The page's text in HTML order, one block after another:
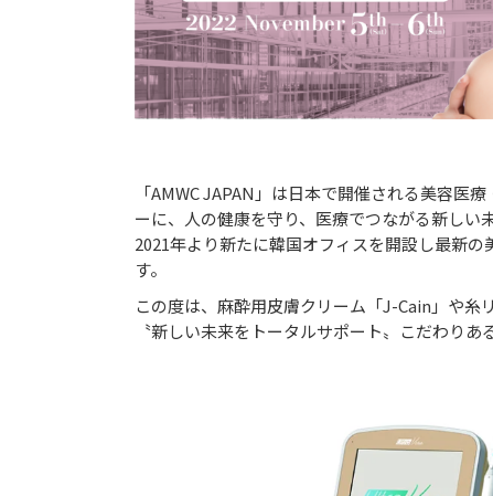
「AMWC JAPAN」は日本で開催される美容
ーに、人の健康を守り、医療でつながる新しい
2021年より新たに韓国オフィスを開設し最新
す。
この度は、麻酔用皮膚クリーム「J-Cain」や糸
〝新しい未来をトータルサポート〟こだわりあ